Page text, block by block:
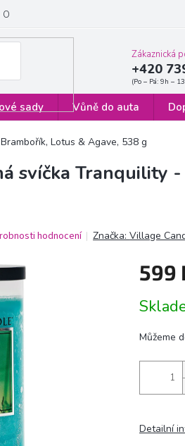
Obchodní podmínky
Zákaznická
+420
sady Vůně do auta
Lotus & Agave, 538 g
svíčka Tranquility
hodnocení Značka:Village
599
cena:
Můžeme
Detailní